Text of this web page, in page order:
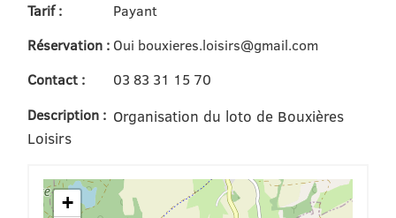
Tarif :
Payant
Réservation : Oui bouxieres.loisirs@gmail.com
Contact :
03 83 31 15 70
Description : Organisation du loto de Bouxières
Loisirs
+